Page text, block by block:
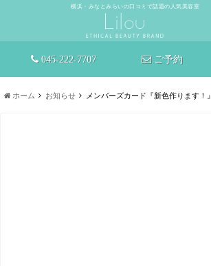
横浜・みなとみらいの口コミで話題の人気美容室
ご予約
045-222-7707
ホーム お知らせ メンバーズカード『新色作ります！』